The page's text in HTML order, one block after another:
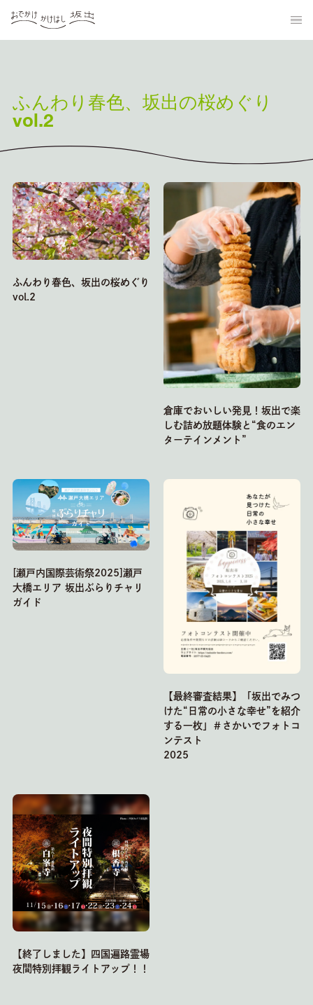
ふんわり春色、坂出の桜めぐり
vol.2
ふんわり春色、坂出の桜めぐり
vol.2
倉庫でおいしい発見！坂出で楽
しむ詰め放題体験と“食のエン
ターテインメント”
[瀬戸内国際芸術祭2025]瀬戸
大橋エリア 坂出ぶらりチャリ
ガイド
【最終審査結果】「坂出でみつ
けた“日常の小さな幸せ”を紹介
する一枚」＃さかいでフォトコ
ンテスト
【終了しました】四国遍路霊場
夜間特別拝観ライトアップ！！